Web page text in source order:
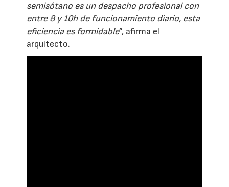
semisótano es un despacho profesional con
entre 8 y 10h de funcionamiento diario, esta
eficiencia es formidable”, afirma el
arquitecto.